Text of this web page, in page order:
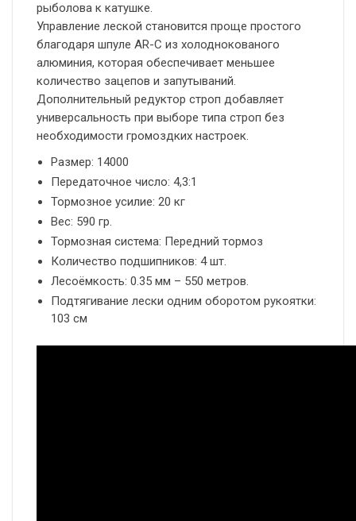
рыболова к катушке.
Управление леской становится проще простого
благодаря шпуле AR-C из холоднокованого
алюминия, которая обеспечивает меньшее
количество зацепов и запутываний.
Дополнительный редуктор строп добавляет
универсальность при выборе типа строп без
необходимости громоздких настроек.
Размер: 14000
Передаточное число: 4,3:1
Тормозное усилие: 20 кг
Вес: 590 гр.
Тормозная система: Передний тормоз
Количество подшипников: 4 шт.
Лесоёмкость: 0.35 мм – 550 метров.
Подтягивание лески одним оборотом рукоятки:
103 см